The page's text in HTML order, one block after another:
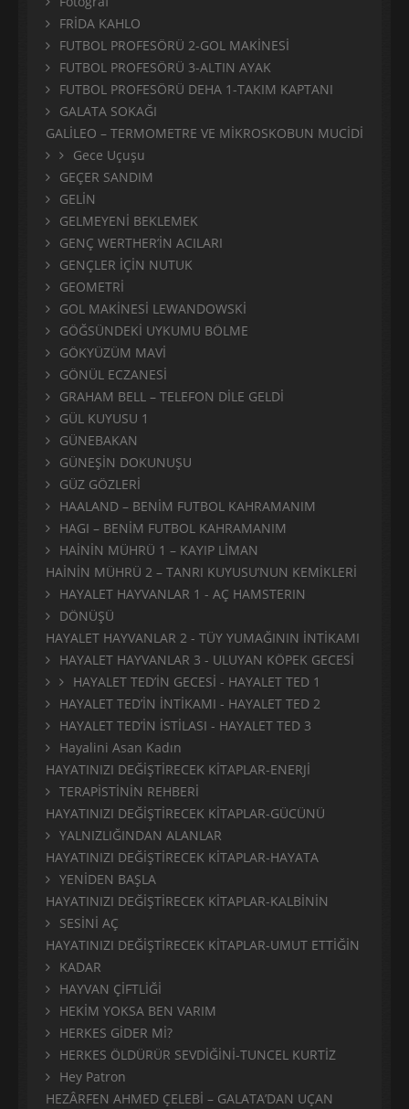
FRİDA KAHLO
FUTBOL PROFESÖRÜ 2-GOL MAKİNESİ
FUTBOL PROFESÖRÜ 3-ALTIN AYAK
FUTBOL PROFESÖRÜ DEHA 1-TAKIM KAPTANI
GALATA SOKAĞI
GALİLEO – TERMOMETRE VE MİKROSKOBUN MUCİDİ
Gece Uçuşu
GEÇER SANDIM
GELİN
GELMEYENİ BEKLEMEK
GENÇ WERTHER’İN ACILARI
GENÇLER İÇİN NUTUK
GEOMETRİ
GOL MAKİNESİ LEWANDOWSKİ
GÖĞSÜNDEKİ UYKUMU BÖLME
GÖKYÜZÜM MAVİ
GÖNÜL ECZANESİ
GRAHAM BELL – TELEFON DİLE GELDİ
GÜL KUYUSU 1
GÜNEBAKAN
GÜNEŞİN DOKUNUŞU
GÜZ GÖZLERİ
HAALAND – BENİM FUTBOL KAHRAMANIM
HAGI – BENİM FUTBOL KAHRAMANIM
HAİNİN MÜHRÜ 1 – KAYIP LİMAN
HAİNİN MÜHRÜ 2 – TANRI KUYUSU’NUN KEMİKLERİ
HAYALET HAYVANLAR 1 - AÇ HAMSTERIN
DÖNÜŞÜ
HAYALET HAYVANLAR 2 - TÜY YUMAĞININ İNTİKAMI
HAYALET HAYVANLAR 3 - ULUYAN KÖPEK GECESİ
HAYALET TED’İN GECESİ - HAYALET TED 1
HAYALET TED’İN İNTİKAMI - HAYALET TED 2
HAYALET TED’İN İSTİLASI - HAYALET TED 3
Hayalini Asan Kadın
HAYATINIZI DEĞİŞTİRECEK KİTAPLAR-ENERJİ
TERAPİSTİNİN REHBERİ
HAYATINIZI DEĞİŞTİRECEK KİTAPLAR-GÜCÜNÜ
YALNIZLIĞINDAN ALANLAR
HAYATINIZI DEĞİŞTİRECEK KİTAPLAR-HAYATA
YENİDEN BAŞLA
HAYATINIZI DEĞİŞTİRECEK KİTAPLAR-KALBİNİN
SESİNİ AÇ
HAYATINIZI DEĞİŞTİRECEK KİTAPLAR-UMUT ETTİĞİN
KADAR
HAYVAN ÇİFTLİĞİ
HEKİM YOKSA BEN VARIM
HERKES GİDER Mİ?
HERKES ÖLDÜRÜR SEVDİĞİNİ-TUNCEL KURTİZ
Hey Patron
HEZÂRFEN AHMED ÇELEBİ – GALATA’DAN UÇAN